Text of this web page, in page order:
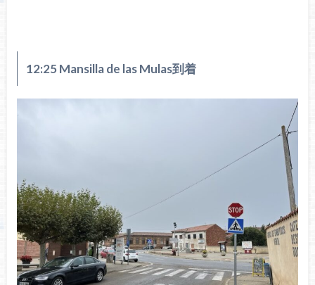
12:25 Mansilla de las Mulas到着